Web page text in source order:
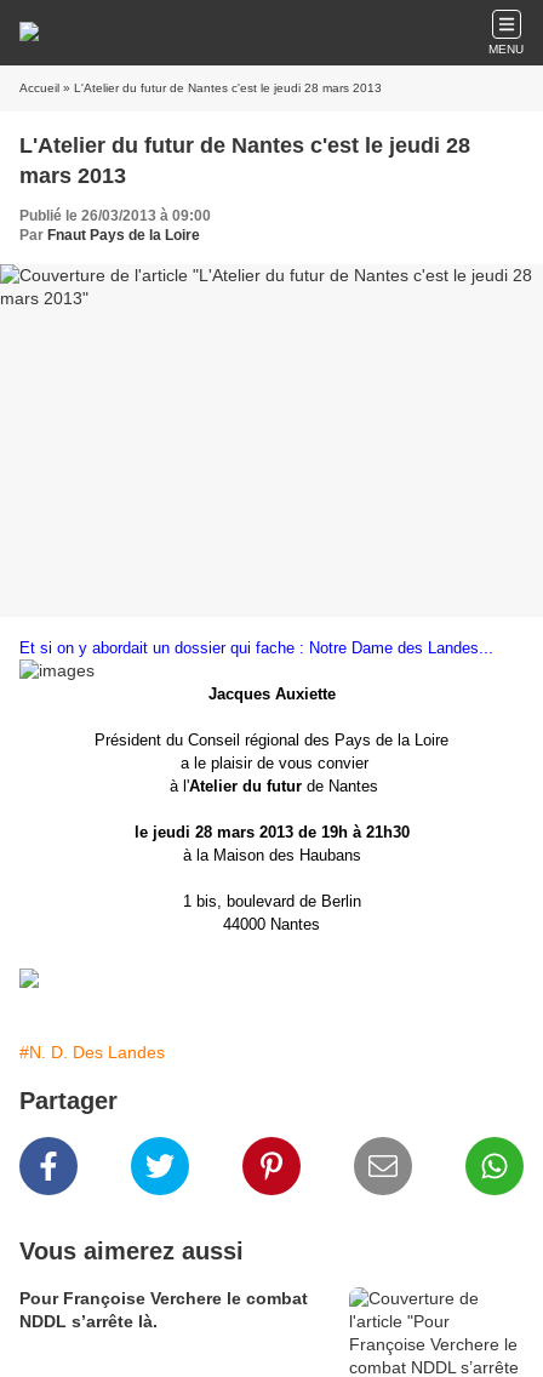
MENU
Accueil » L'Atelier du futur de Nantes c'est le jeudi 28 mars 2013
L'Atelier du futur de Nantes c'est le jeudi 28
mars 2013
Publié le 26/03/2013 à 09:00
Par Fnaut Pays de la Loire
Et si on y abordait un dossier qui fache : Notre Dame des Landes
Jacques Auxiette
Président du Conseil régional des Pays de la Loire
a le plaisir de vous convier
à l'Atelier du futur de Nantes
le jeudi 28 mars 2013 de 19h à 21h30
à la Maison des Haubans
1 bis, boulevard de Berlin
44000 Nantes
#N. D. Des Landes
Partager
Vous aimerez aussi
Pour Françoise Verchere le combat
NDDL s’arrête là.